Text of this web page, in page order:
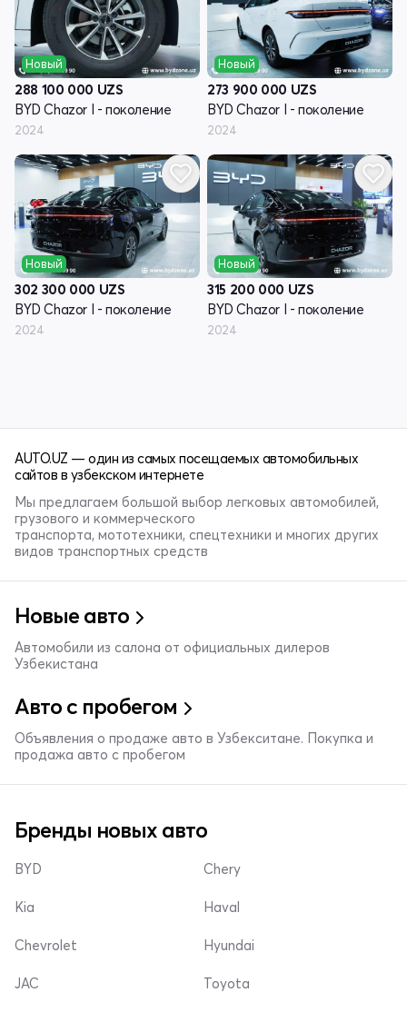
Новый
288 100 000 UZS
BYD Chazor I - поколение
2024
Новый
273 900 000 UZS
BYD Chazor I - поколение
2024
Новый
302 300 000 UZS
BYD Chazor I - поколение
2024
Новый
315 200 000 UZS
BYD Chazor I - поколение
2024
AUTO.UZ — один из самых посещаемых автомобильных
сайтов в узбекском интернете
Мы предлагаем большой выбор легковых автомобилей,
грузового и коммерческого
транспорта, мототехники, спецтехники и многих других
видов транспортных средств
Новые авто
Автомобили из салона от официальных дилеров
Узбекистана
Авто с пробегом
Объявления о продаже авто в Узбекситане. Покупка и
продажа авто с пробегом
Бренды новых авто
BYD
Kia
Chevrolet
Chery
Haval
Hyundai
JAC Toyota